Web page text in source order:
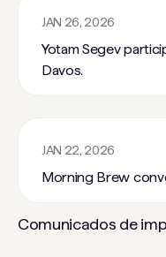
JAN 26, 2026
Yotam Segev
Davos.
JAN 22, 2026
Morning Brew
Comunicados de